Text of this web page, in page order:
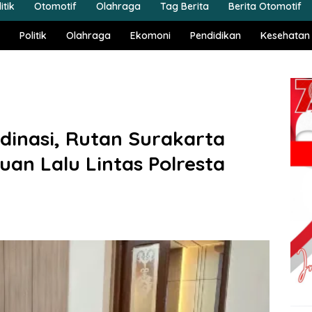
Otomotif Olahraga Tag Berita Berita Otomotif
Politik Olahraga Ekomoni Pendidikan Kesehatan
Rutan Surakarta
Lalu Lintas Polresta